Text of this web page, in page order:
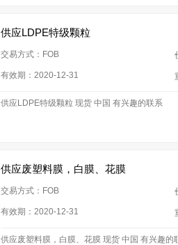
供应LDPE特级颗粒
交易方式：FOB
有效期：2020-12-31
供应LDPE特级颗粒 现货 中国 有兴趣的联系
供应废塑料膜，白膜、花膜
交易方式：FOB
有效期：2020-12-31
供应废塑料膜，白膜、花膜 现货 中国 有兴趣的